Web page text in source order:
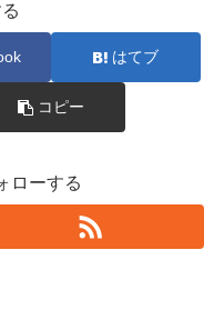
はてブ
コピー
ローする